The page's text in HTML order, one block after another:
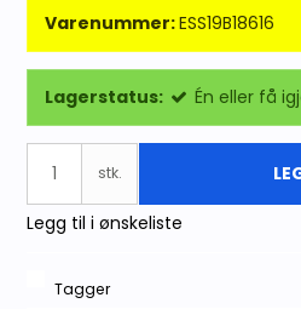
Varenummer:ESS19B18616
Lagerstatus: Én eller få
stk.
Legg til i ønskeliste
Tagger